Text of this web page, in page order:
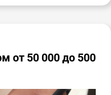
от 50 000 до 500